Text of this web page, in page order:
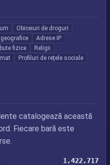
Obiceiuri de droguri
Adrese IP
fizice
Religii
Profiluri de rețele sociale
catalogează această
Fiecare bară este
1,422,717